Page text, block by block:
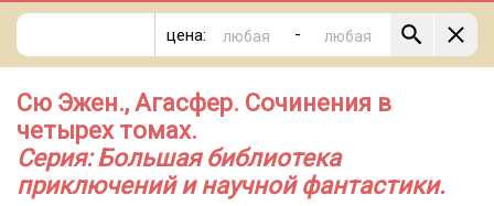
цена: -
Сю Эжен., Агасфер. Сочинения в
четырех томах.
Серия: Большая библиотека
приключений и научной фантастики.